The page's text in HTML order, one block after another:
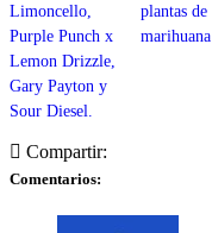
Limoncello,
Purple Punch x
Lemon Drizzle,
Gary Payton y
Sour Diesel.
plantas de
marihuana
Compartir:
Comentarios: